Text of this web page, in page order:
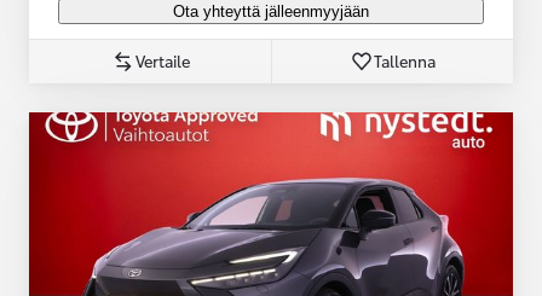
Ota yhteyttä jälleenmyyjään
Vertaile Tallenna